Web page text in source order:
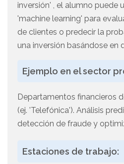
inversión' , el alumno puede
'machine learning' para
de clientes o predecir la
una inversión basándose en
Ejemplo en el sector
Departamentos financieros
(ej. 'Telefónica'). Análisis
detección de fraude y
Estaciones de trabajo: